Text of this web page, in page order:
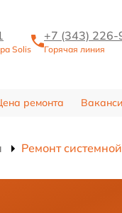
Solis
+7 (343)
Горячая линия
ремонта
Ремонт